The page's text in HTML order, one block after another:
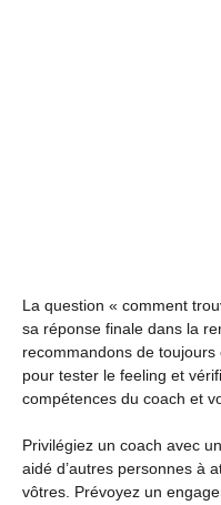
La question « comment
sa réponse finale dans la
recommandons de toujours
pour tester le feeling et
compétences du coach et
Privilégiez un coach avec
aidé d’autres personnes à
vôtres. Prévoyez un